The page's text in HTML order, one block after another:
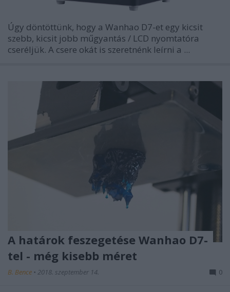
Úgy döntöttünk, hogy a Wanhao D7-et egy kicsit
szebb, kicsit jobb műgyantás / LCD nyomtatóra
cseréljük. A csere okát is szeretnénk leírni a ...
A határok feszegetése Wanhao D7-
tel - még kisebb méret
B. Bence • 2018. szeptember 14. 0